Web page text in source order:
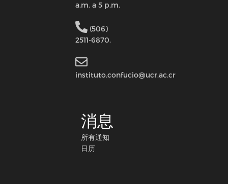
a.m. a 5 p.m.
(506)
2511-6870.
instituto.confucio@ucr.ac.cr
消息
所有通知
日历